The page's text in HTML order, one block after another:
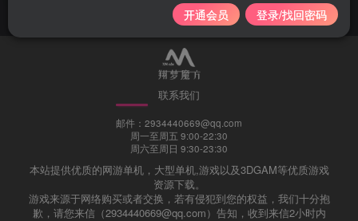
联系我们
邮件：2934440669@qq.com
周一至周五 9:00-22:30
周六至周日 9:30-23:30
本站提供优质的网游单机，大型单机,游戏以及3DGAM等优质游戏
资源下载。
游戏来源于网络购买或者交换，若有侵犯到您的权益，我们十分抱
歉，请您来信（2934440669@qq.com）告知，收到来信2小时内
开通会员 登录/找回密码